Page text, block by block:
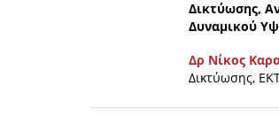
Δικτύωσης,
Δυναμικού
Δρ Νίκος
Δικτύωσης,